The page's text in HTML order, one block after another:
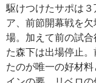
駆けつけたサポは
ア、前節開幕戦を
場。加えて前の試
た森下は出場停止
たのが唯一の好材